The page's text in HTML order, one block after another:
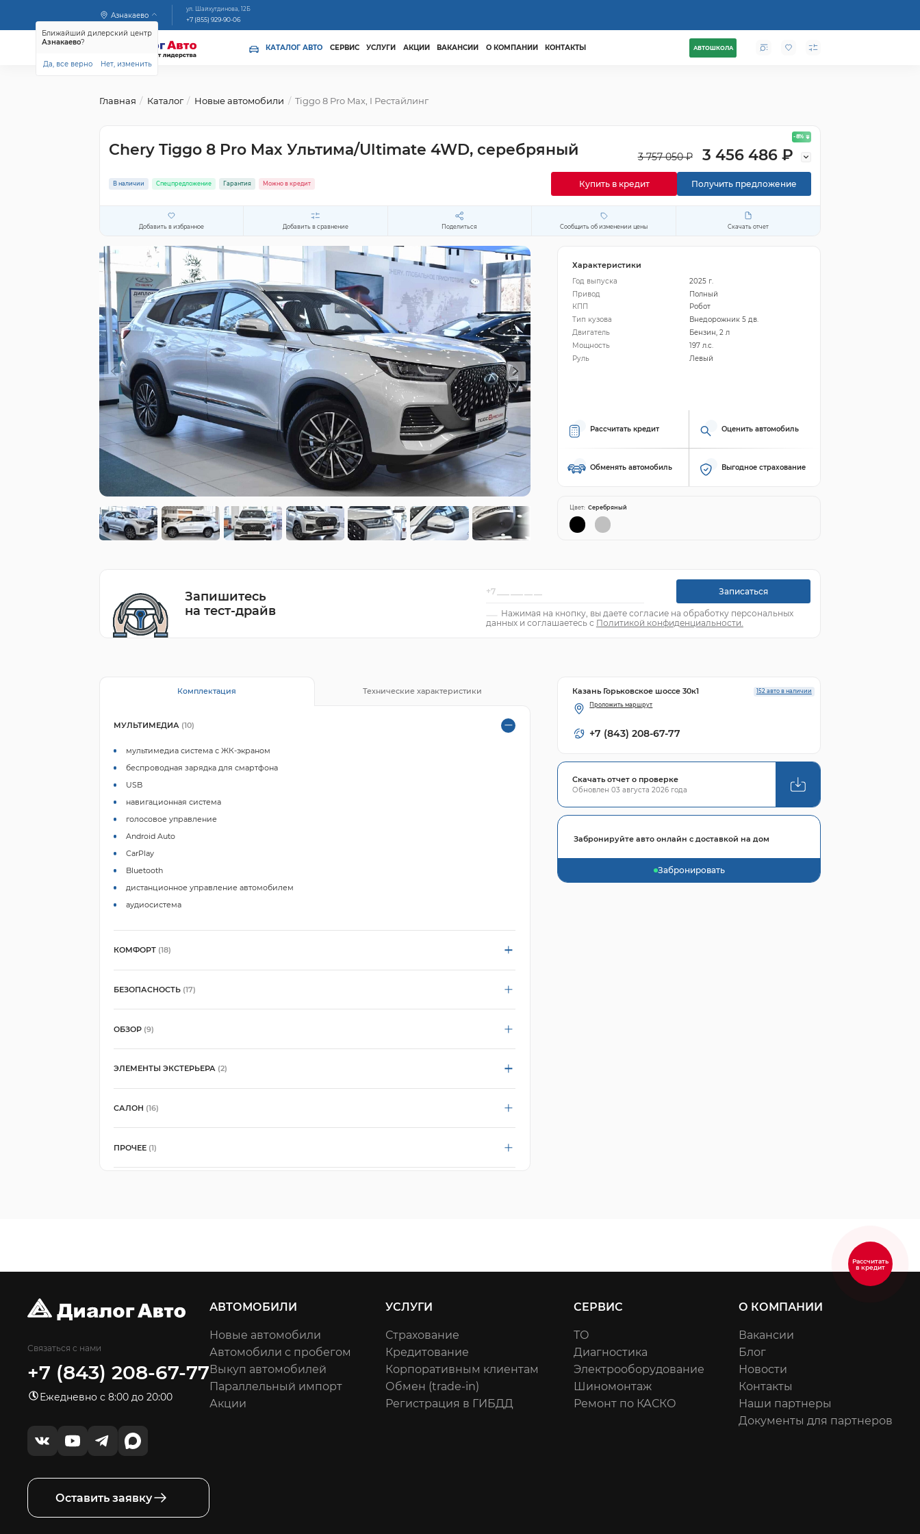
Азнакаево
Ближайший дилерский центр
Азнакаево?
Да, все верно Нет, изменить
ул. Шайхутдинова, 12Б
+7 (855) 929-90-06
КАТАЛОГ АВТО СЕРВИС УСЛУГИ АКЦИИ ВАКАНСИИ О КОМПАНИИ КОНТАКТЫ АВТОШКОЛА
Главная Каталог Новые автомобили Tiggo 8 Pro Max, I Рестайлинг
Chery Tiggo 8 Pro Max Ультима/Ultimate 4WD, серебряный
- 8%
3 757 050 ₽ 3 456 486 ₽
В наличии Спецпредложение Гарантия Можно в кредит Купить в кредит Получить предложение
Добавить в избранное Добавить в сравнение Поделиться Сообщить об изменении цены Скачать отчет
Характеристики
Год выпуска
2025 г.
Привод
Полный
КПП
Робот
Тип кузова
Внедорожник 5 дв.
Двигатель
Бензин, 2 л
Мощность
197 л.с.
Руль
Левый
Рассчитать кредит Оценить автомобиль
Обменять автомобиль Выгодное страхование
Цвет: Серебряный
Запишитесь
на тест-драйв
Записаться
Нажимая на кнопку, вы даете согласие на обработку персональных
данных и соглашаетесь с Политикой конфиденциальности.
Комплектация Технические характеристики
МУЛЬТИМЕДИА (10)
мультимедиа система с ЖК-экраном
беспроводная зарядка для смартфона
USB
навигационная система
голосовое управление
Android Auto
CarPlay
Bluetooth
дистанционное управление автомобилем
аудиосистема
КОМФОРТ (18)
БЕЗОПАСНОСТЬ (17)
ОБЗОР (9)
ЭЛЕМЕНТЫ ЭКСТЕРЬЕРА (2)
САЛОН (16)
ПРОЧЕЕ (1)
152 авто в наличии
Казань Горьковское шоссе 30к1
Проложить маршрут
+7 (843) 208-67-77
Скачать отчет о проверке
Обновлен 03 августа 2026 года
Забронируйте авто онлайн с доставкой на дом
Забронировать
Связаться с нами
+7 (843) 208-67-77
Ежедневно с 8:00 до 20:00
Оставить заявку
АВТОМОБИЛИ
Новые автомобили
Автомобили с пробегом
Выкуп автомобилей
Параллельный импорт
Акции
УСЛУГИ
Страхование
Кредитование
Корпоративным клиентам
Обмен (trade-in)
Регистрация в ГИБДД
СЕРВИС
ТО
Диагностика
Электрооборудование
Шиномонтаж
Ремонт по КАСКО
О КОМПАНИИ
Вакансии
Блог
Новости
Контакты
Наши партнеры
Документы для партнеров
Рассчитать
в кредит